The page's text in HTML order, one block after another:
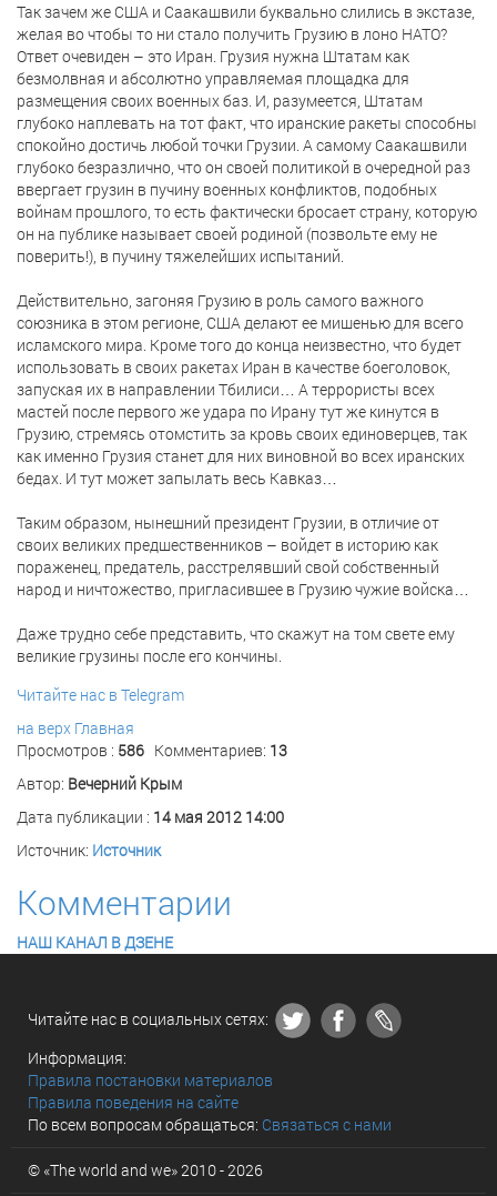
Так зачем же США и Саакашвили буквально слились в экстазе,
желая во чтобы то ни стало получить Грузию в лоно НАТО?
Ответ очевиден – это Иран. Грузия нужна Штатам как
безмолвная и абсолютно управляемая площадка для
размещения своих военных баз. И, разумеется, Штатам
глубоко наплевать на тот факт, что иранские ракеты способны
спокойно достичь любой точки Грузии. А самому Саакашвили
глубоко безразлично, что он своей политикой в очередной раз
ввергает грузин в пучину военных конфликтов, подобных
войнам прошлого, то есть фактически бросает страну, которую
он на публике называет своей родиной (позвольте ему не
поверить!), в пучину тяжелейших испытаний.
Действительно, загоняя Грузию в роль самого важного
союзника в этом регионе, США делают ее мишенью для всего
исламского мира. Кроме того до конца неизвестно, что будет
использовать в своих ракетах Иран в качестве боеголовок,
запуская их в направлении Тбилиси… А террористы всех
мастей после первого же удара по Ирану тут же кинутся в
Грузию, стремясь отомстить за кровь своих единоверцев, так
как именно Грузия станет для них виновной во всех иранских
бедах. И тут может запылать весь Кавказ…
Таким образом, нынешний президент Грузии, в отличие от
своих великих предшественников – войдет в историю как
пораженец, предатель, расстрелявший свой собственный
народ и ничтожество, пригласившее в Грузию чужие войска…
Даже трудно себе представить, что скажут на том свете ему
великие грузины после его кончины.
Читайте нас в Telegram
на верх Главная
Просмотров : 586 Комментариев: 13
Автор: Вечерний Крым
Дата публикации : 14 мая 2012 14:00
Источник: Источник
Комментарии
НАШ КАНАЛ В ДЗЕНЕ
Читайте нас в социальных сетях:
Информация:
Правила постановки материалов
Правила поведения на сайте
По всем вопросам обращаться: Связаться с нами
© «The world and we» 2010 - 2026